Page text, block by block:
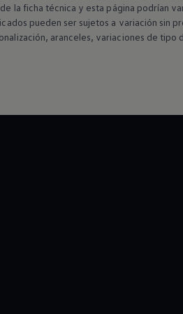
la ficha técnica y esta página podrían
pueden ser sujetos a variación sin
aranceles, variaciones de tipo